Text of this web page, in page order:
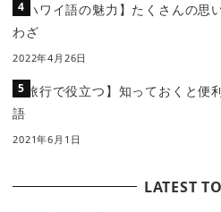
【ハワイ語の魅力】たくさんの思
わざ
2022年4月26日
【旅行で役立つ】知っておくと便
語
2021年6月1日
LATEST